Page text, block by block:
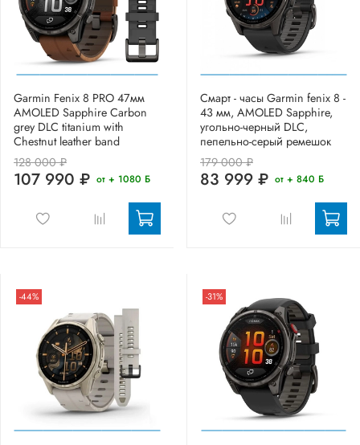
Garmin Fenix 8 PRO 47мм
AMOLED Sapphire Carbon
grey DLC titanium with
Chestnut leather band
128 000 ₽
107 990 ₽ от + 1080 Б
Смарт - часы Garmin fenix 8 -
43 мм, AMOLED Sapphire,
угольно-черный DLC,
пепельно-серый ремешок
179 000 ₽
83 999 ₽ от + 840 Б
-44% -31%